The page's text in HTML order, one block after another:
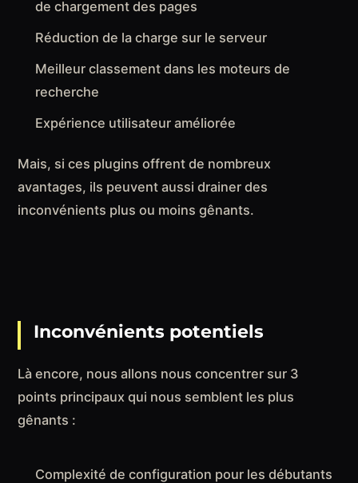
de chargement des pages
Réduction de la charge sur le serveur
Meilleur classement dans les moteurs de
recherche
Expérience utilisateur améliorée
Mais, si ces plugins offrent de nombreux
avantages, ils peuvent aussi drainer des
inconvénients plus ou moins gênants.
Inconvénients potentiels
Là encore, nous allons nous concentrer sur 3
points principaux qui nous semblent les plus
gênants :
Complexité de configuration pour les débutants